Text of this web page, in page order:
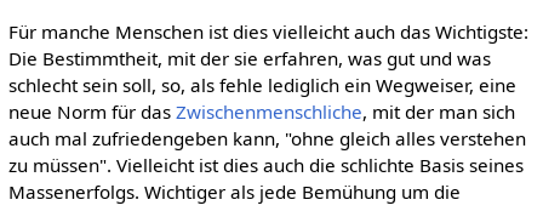
Für manche Menschen ist dies vielleicht auch das Wichtigste:
Die Bestimmtheit, mit der sie erfahren, was gut und was
schlecht sein soll, so, als fehle lediglich ein Wegweiser, eine
neue Norm für das Zwischenmenschliche, mit der man sich
auch mal zufriedengeben kann, "ohne gleich alles verstehen
zu müssen". Vielleicht ist dies auch die schlichte Basis seines
Massenerfolgs. Wichtiger als jede Bemühung um die